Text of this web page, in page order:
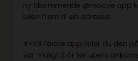
ny tilkommende @moove app
bilen frem til sin adresse.
4×48 første app føler du den
var muligt 3 år før ubers